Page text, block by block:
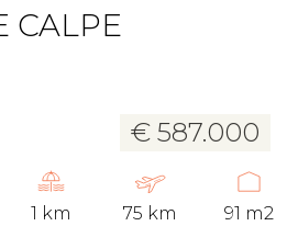
CALPE
€ 587.000
1 km 75 km 91 m2